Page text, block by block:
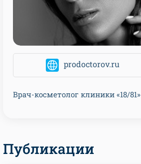
prodoctorov.ru
Врач-косметолог клиники «18/81»
Публикации